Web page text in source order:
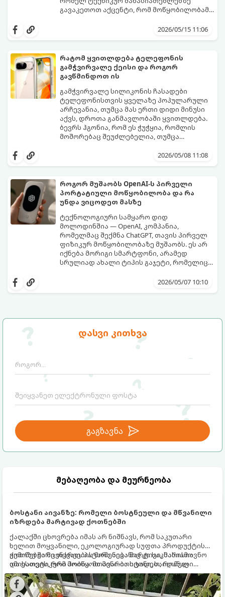
დასვი კითხვა
გაგზავნა
მებაღეობა და მეურნეობა
ბოსტანი აივანზე: რომელი ბოსტნეული და მწვანილი
იზრდება მარტივად ქოთნებში
ქალაქში ცხოვრება იმას არ ნიშნავს, რომ საკუთარი
ხელით მოყვანილი, ეკოლოგიურად სუფთა პროდუქტის
გემოზე უარი თქვათ. პატარა აივანიც კი საკმარისია
იმისათვის, რომ მოიწყოთ მინი-ბოსტანი, საიდანაც
ყოველდღიურად ახალ, არომატულ მწვანილსა და
ბოსტნეულს მოკრეფთ.
ქოთნებში მცენარეების მოშენება მარტივი, სასიამოვნო
და ესთეტიკური ჰობია. მთავარია იცოდეთ, რომელი
კულტურები ეგუებიან ქოთნის პირობებს ყველაზე კარგად
და როგორ მოუაროთ მათ სწორად.
გავაკეთოთ აქცენტი, რომ მოწყობილობამ
2026/05/15 11:06
რატომ ყვითლდება ტელეფონის
გამჭვირვალე ქეისი და როგორ
გავწმინდოთ ის
გამჭვირვალე სილიკონის ჩასადები
ტელეფონისთვის ყველაზე პოპულარული
არჩევანია, თუმცა მას ერთი დიდი მინუსი
აქვს, დროთა განმავლობაში ყვითლდება.
ბევრს ჰგონია, რომ ეს ჭუჭყია, რომლის
მოშორებაც შეუძლებელია, თუმცა
პირვანდელ სახეს დაუბრუნებს.2026/05/08 11:08
როგორ მუშაობს OpenAI-ს პირველი
პორტატიული მოწყობილობა და რა
უნდა ვიცოდეთ მასზე
ტექნოლოგიური სამყარო დიდ
მოლოდინშია — OpenAI, კომპანია,
რომელმაც შექმნა ChatGPT, თავის პირველ
ფიზიკურ მოწყობილობაზე მუშაობს. ეს არ
იქნება მორიგი სმარტფონი, არამედ
სრულიად ახალი ტიპის გაჯეტი, რომელიც
დეტალებია ცნობილი ამ მოწყობილობის
2026/05/07 10:10